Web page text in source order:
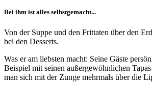
Bei ihm ist alles selbstgemacht...
Von der Suppe und den Frittaten über den
bei den Desserts.
Was er am liebsten macht: Seine Gäste
Beispiel mit seinen außergewöhnlichen
man sich mit der Zunge mehrmals über die